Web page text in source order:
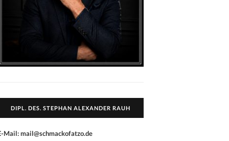
DIPL. DES. STEPHAN ALEXANDER RAUH
Mail: mail@schmackofatzo.de